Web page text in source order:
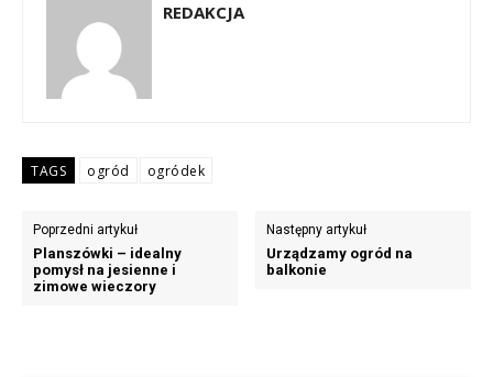
REDAKCJA
TAGS ogród ogródek
Poprzedni artykuł
Planszówki – idealny
pomysł na jesienne i
zimowe wieczory
Następny artykuł
Urządzamy ogród na
balkonie